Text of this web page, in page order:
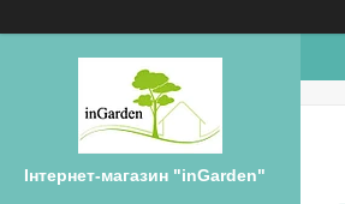
Інтернет-магазин "inGarden"